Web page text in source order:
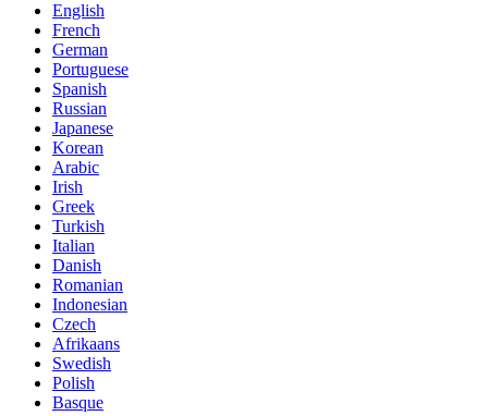
English
French
German
Portuguese
Spanish
Russian
Japanese
Korean
Arabic
Irish
Greek
Turkish
Italian
Danish
Romanian
Indonesian
Czech
Afrikaans
Swedish
Polish
Basque